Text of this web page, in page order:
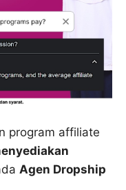
program affiliate
Agen Dropship